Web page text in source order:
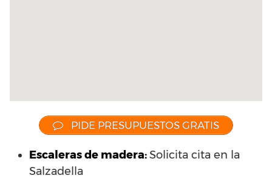
PIDE PRESUPUESTOS GRATIS
Escaleras de madera:Solicita cita en la
Salzadella